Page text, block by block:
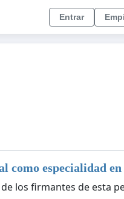
Entrar
como especialidad
los firmantes de esta